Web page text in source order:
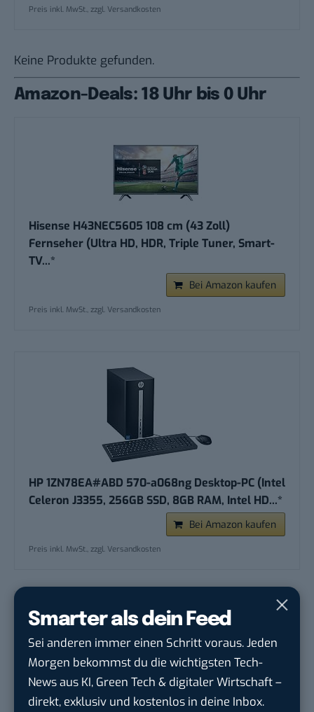
Smarter als dein Feed
Sei anderen immer einen Schritt voraus. Jeden
Morgen bekommst du die wichtigsten Tech-
News aus KI, Green Tech & digitaler Wirtschaft –
direkt, exklusiv und kostenlos in deine Inbox.
Preis inkl. MwSt., zzgl. Versandkosten
Keine Produkte gefunden.
Amazon-Deals: 18 Uhr bis 0 Uhr
Hisense H43NEC5605 108 cm (43 Zoll)
Fernseher (Ultra HD, HDR, Triple Tuner, Smart-
TV...*
Bei Amazon kaufen
Preis inkl. MwSt., zzgl. Versandkosten
HP 1ZN78EA#ABD 570-a068ng Desktop-PC (Intel
Celeron J3355, 256GB SSD, 8GB RAM, Intel HD...*
Bei Amazon kaufen
Preis inkl. MwSt., zzgl. Versandkosten